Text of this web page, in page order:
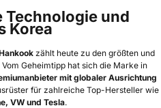
Technologie und
Korea
zählt heute zu den größten und
Geheimtipp hat sich die Marke in
mit globaler Ausrichtung
für zahlreiche Top-Hersteller wie
VW und Tesla.